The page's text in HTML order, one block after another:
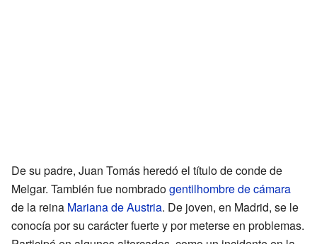
De su padre, Juan Tomás heredó el título de conde de
Melgar. También fue nombradogentilhombre de cámara
de la reina Mariana de Austria. De joven, en Madrid, se le
conocía por su carácter fuerte y por meterse en problemas.